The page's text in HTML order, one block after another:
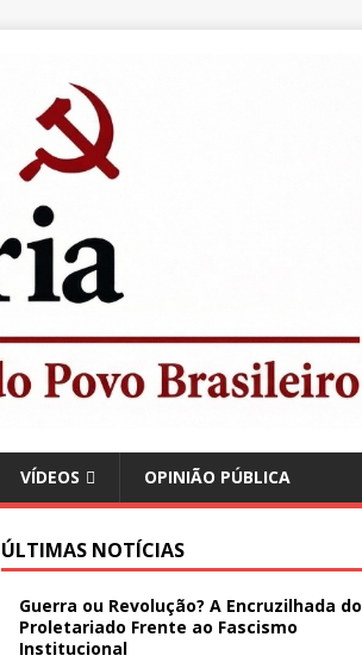
VÍDEOS OPINIÃO PÚBLICA
ÚLTIMAS NOTÍCIAS
Guerra ou Revolução? A Encruzilhada do
Proletariado Frente ao Fascismo
Institucional